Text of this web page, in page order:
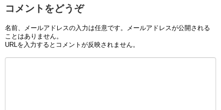
コメントをどうぞ
名前、メールアドレスの入力は任意です。メールアドレスが公開される
ことはありません。
URLを入力するとコメントが反映されません。